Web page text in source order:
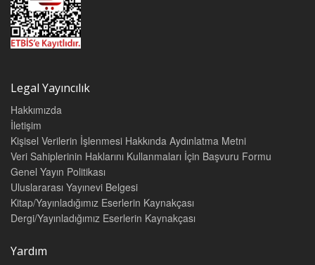
Legal Yayıncılık
Hakkımızda
İletişim
Kişisel Verilerin İşlenmesi Hakkında Aydınlatma Metni
Veri Sahiplerinin Haklarını Kullanmaları İçin Başvuru Formu
Genel Yayın Politikası
Uluslararası Yayınevi Belgesi
Kitap/Yayınladığımız Eserlerin Kaynakçası
Dergi/Yayınladığımız Eserlerin Kaynakçası
Yardım